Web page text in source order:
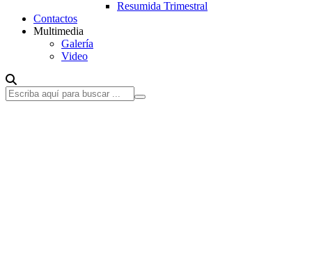
Resumida Trimestral
Contactos
Multimedia
Galería
Video